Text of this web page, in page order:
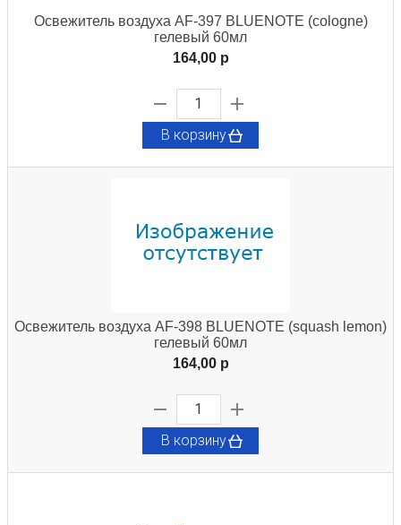
Освежитель воздуха AF-397 BLUENOTE (cologne)
гелевый 60мл
164,00 p
В корзину
Освежитель воздуха AF-398 BLUENOTE (squash lemon)
гелевый 60мл
164,00 p
В корзину